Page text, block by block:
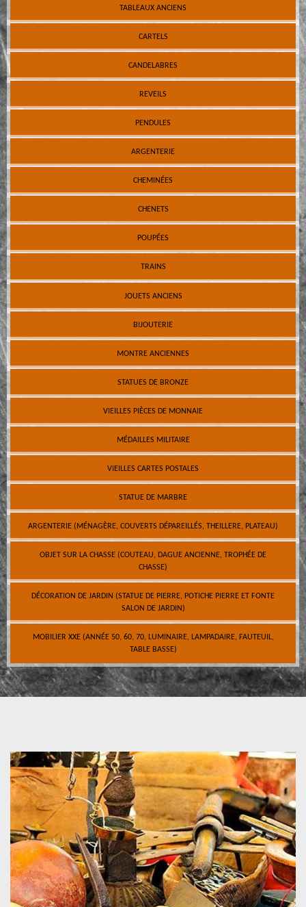
TABLEAUX ANCIENS
CARTELS
CANDELABRES
REVEILS
PENDULES
ARGENTERIE
CHEMINÉES
CHENETS
POUPÉES
TRAINS
JOUETS ANCIENS
BIJOUTERIE
MONTRE ANCIENNES
STATUES DE BRONZE
VIEILLES PIÈCES DE MONNAIE
MÉDAILLES MILITAIRE
VIEILLES CARTES POSTALES
STATUE DE MARBRE
ARGENTERIE (MÉNAGÈRE, COUVERTS DÉPAREILLÉS, THEILLERE, PLATEAU)
OBJET SUR LA CHASSE (COUTEAU, DAGUE ANCIENNE, TROPHÉE DE
CHASSE)
DÉCORATION DE JARDIN (STATUE DE PIERRE, POTICHE PIERRE ET FONTE
SALON DE JARDIN)
MOBILIER XXE (ANNÉE 50, 60, 70, LUMINAIRE, LAMPADAIRE, FAUTEUIL,
TABLE BASSE)